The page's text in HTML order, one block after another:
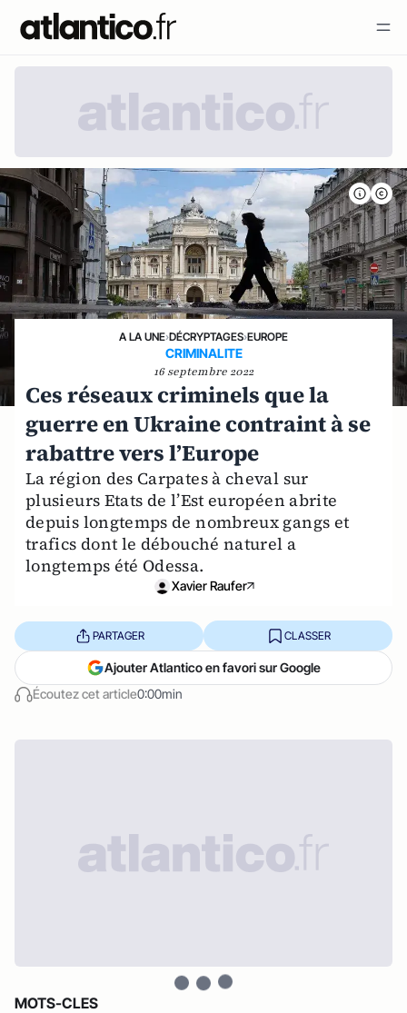
A LA UNE›DÉCRYPTAGES›EUROPE
CRIMINALITE
16 septembre 2022
Ces réseaux criminels que la
guerre en Ukraine contraint à se
rabattre vers l’Europe
La région des Carpates à cheval sur
plusieurs Etats de l’Est européen abrite
depuis longtemps de nombreux gangs et
trafics dont le débouché naturel a
longtemps été Odessa.
Xavier Raufer
Écoutez cet article0:00min
PARTAGER CLASSER
Ajouter Atlantico en favori sur Google
MOTS-CLES